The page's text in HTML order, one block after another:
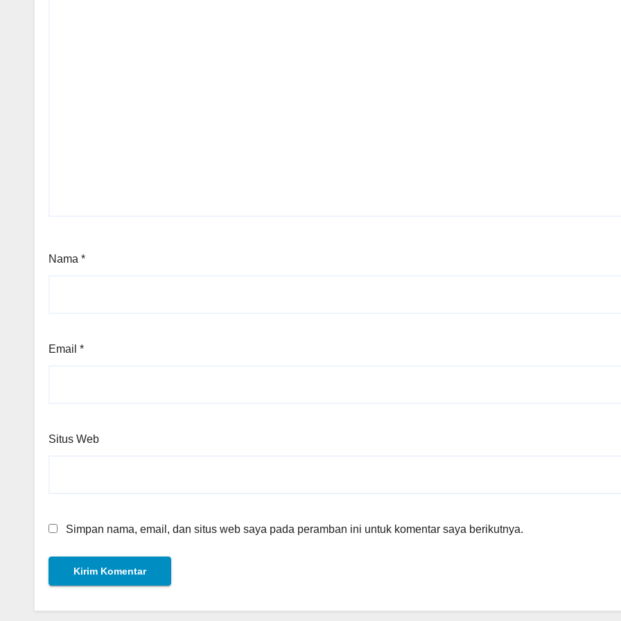
Nama *
Email *
Situs Web
Simpan nama, email, dan situs web saya pada peramban ini untuk komentar saya berikutnya.